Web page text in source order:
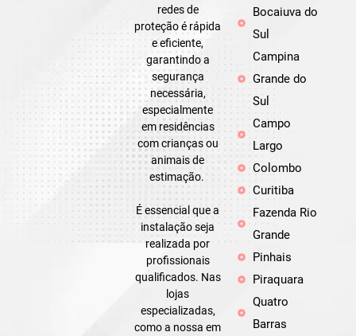
redes de
proteção é rápida
e eficiente,
garantindo a
segurança
necessária,
especialmente
em residências
com crianças ou
animais de
estimação.
É essencial que a
instalação seja
realizada por
profissionais
qualificados. Nas
lojas
especializadas,
como a nossa em
Bocaiuva do
Sul
Campina
Grande do
Sul
Campo
Largo
Colombo
Curitiba
Fazenda Rio
Grande
Pinhais
Piraquara
Quatro
Barras